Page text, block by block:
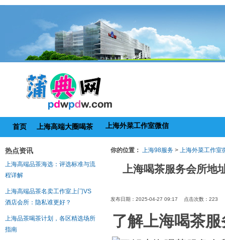
首页 上海高端大圈喝茶 上海外菜工作室微信
热点资讯
上海高端品茶海选：评选标准与流
程详解
上海高端品茶名卖工作室上门VS
酒店会所：隐私谁更好？
上海品茶喝茶计划，各区精选场所
指南
你的位置： 上海98服务 > 上海外菜工作室
上海喝茶服务会所地
发布日期：2025-04-27 09:17 点击次数：223
了解上海喝茶